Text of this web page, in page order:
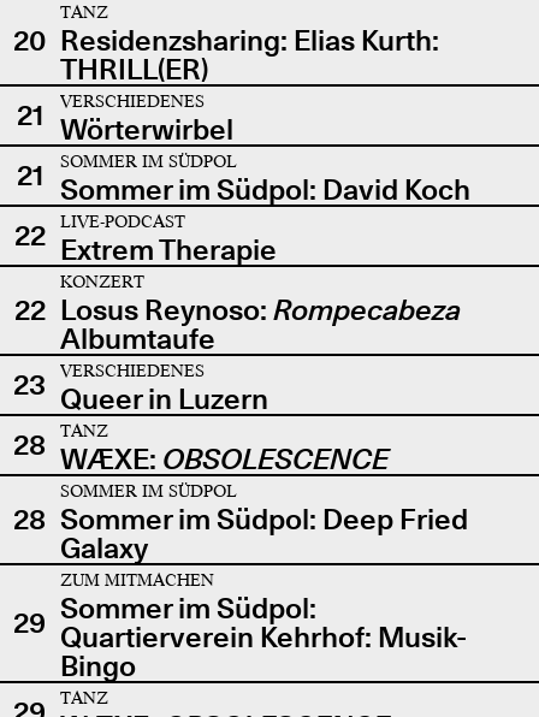
20
TANZ
Residenzsharing: Elias Kurth:
THRILL(ER)
21
VERSCHIEDENES
Wörterwirbel
21
SOMMER IM SÜDPOL
Sommer im Südpol: David Koch
22
LIVE-PODCAST
Extrem Therapie
22
KONZERT
Losus Reynoso: Rompecabeza
Albumtaufe
23
VERSCHIEDENES
Queer in Luzern
28
TANZ
WÆXE: OBSOLESCENCE
28
SOMMER IM SÜDPOL
Sommer im Südpol: Deep Fried
Galaxy
29
ZUM MITMACHEN
Sommer im Südpol:
Quartierverein Kehrhof: Musik-
Bingo
TANZ